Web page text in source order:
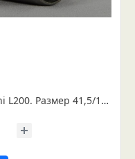
Сайлентблок рессоры Мitsubishi L200. Размер 41,5/14,5